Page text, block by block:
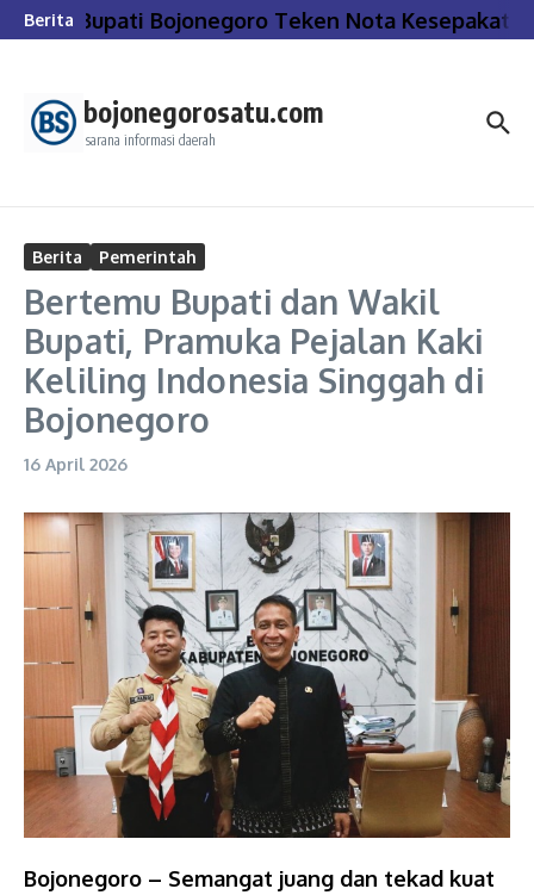
Lewati ke konten
BeritaBupati Bojonegoro Teken Nota Kesepakatan
bojonegorosatu.com
sarana informasi daerah
Berita Pemerintah
Bertemu Bupati dan Wakil
Bupati, Pramuka Pejalan Kaki
Keliling Indonesia Singgah di
Bojonegoro
16 April 2026
Bojonegoro – Semangat juang dan tekad kuat